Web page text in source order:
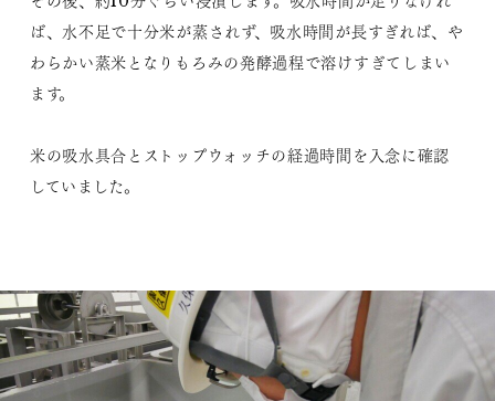
ば、水不足で十分米が蒸されず、吸水時間が長すぎれば、や
わらかい蒸米となりもろみの発酵過程で溶けすぎてしまい
ます。
米の吸水具合とストップウォッチの経過時間を入念に確認
していました。